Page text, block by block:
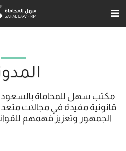
الجمهور وتعزيز فهمهم